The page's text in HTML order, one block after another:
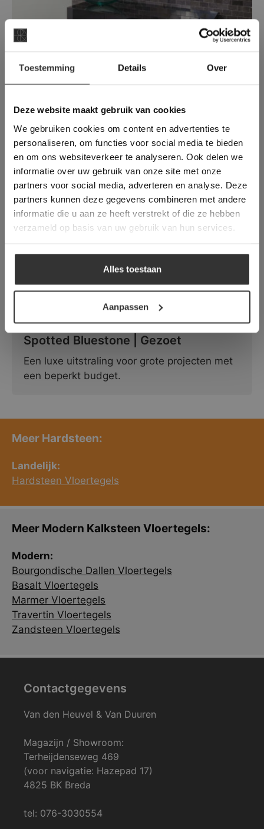
Toestemming Details Over
Deze website maakt gebruik van cookies
We gebruiken cookies om content en advertenties te
personaliseren, om functies voor social media te bieden
en om ons websiteverkeer te analyseren. Ook delen we
informatie over uw gebruik van onze site met onze
partners voor social media, adverteren en analyse. Deze
partners kunnen deze gegevens combineren met andere
informatie die u aan ze heeft verstrekt of die ze hebben
verzameld op basis van uw gebruik van hun services.
Alles toestaan
Aanpassen
Belgisch Hardsteen | Gepolijst
Een luxe Belgisch hardsteen met glans en
een perfect beeld op de fossielen.
Spotted Bluestone | Gezoet
Een luxe uitstraling voor grote projecten met
een beperkt budget.
Meer Hardsteen:
Landelijk:
Hardsteen Vloertegels
Meer Modern Kalksteen Vloertegels:
Modern:
Bourgondische Dallen Vloertegels
Basalt Vloertegels
Marmer Vloertegels
Travertin Vloertegels
Zandsteen Vloertegels
Contactgegevens
Van den Heuvel & Van Duuren
Magazijn / Showroom:
Terheijdenseweg 469
(voor navigatie: Hazepad 17)
4825 BK Breda
tel: 076-3030554
Deze website maakt
gebruik van cookies.
This Cookie Banner was deleted and is no
longer working. Please contact the website
administrator.
Deze website gebruikt cookies om de
gebruikerservaring te verbeteren. Door
gebruik te maken van onze website geeft u
toestemming voor alle cookies in
overeenstemming met ons cookiebeleid.Lees
verder
ALLES ACCEPTEREN
ALLES AFWIJZEN
DETAILS WEERGEVEN